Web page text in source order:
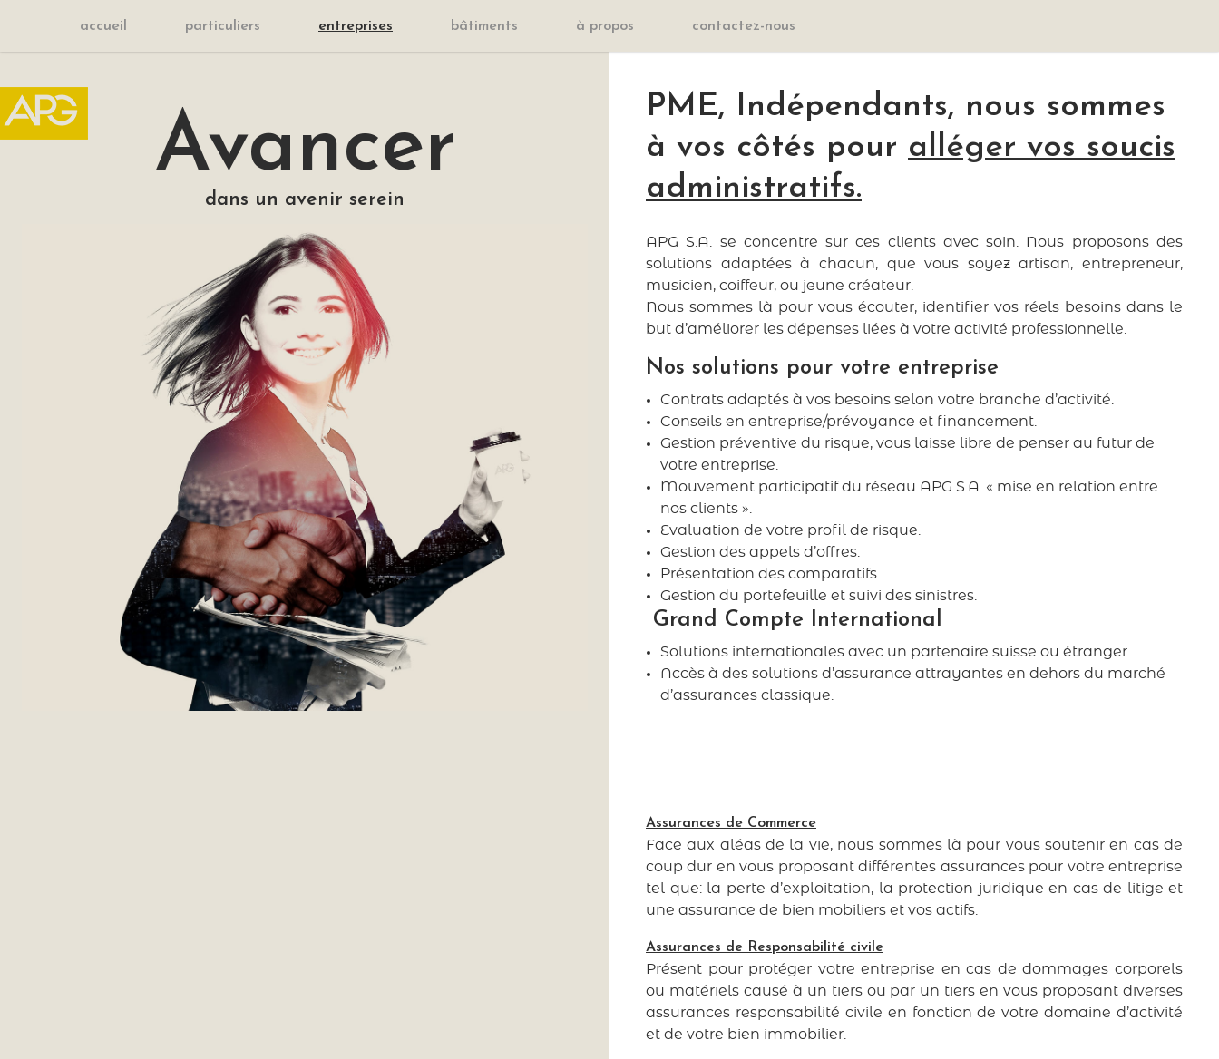
accueil particuliers entreprises bâtiments à propos contactez-nous
Avancer
dans un avenir serein
PME, Indépendants, nous sommes
à vos côtés pour alléger vos soucis
administratifs.
APG S.A. se concentre sur ces clients avec soin. Nous proposons des
solutions adaptées à chacun, que vous soyez artisan, entrepreneur,
musicien, coiffeur, ou jeune créateur.
Nous sommes là pour vous écouter, identifier vos réels besoins dans le
but d’améliorer les dépenses liées à votre activité professionnelle.
Nos solutions pour votre entreprise
Contrats adaptés à vos besoins selon votre branche d’activité.
Conseils en entreprise/prévoyance et financement.
Gestion préventive du risque, vous laisse libre de penser au futur de
votre entreprise.
Mouvement participatif du réseau APG S.A. « mise en relation entre
nos clients ».
Evaluation de votre profil de risque.
Gestion des appels d’offres.
Présentation des comparatifs.
Gestion du portefeuille et suivi des sinistres.
Grand Compte International
Solutions internationales avec un partenaire suisse ou étranger.
Accès à des solutions d’assurance attrayantes en dehors du marché
d’assurances classique.
Assurances de Commerce
Face aux aléas de la vie, nous sommes là pour vous soutenir en cas de
coup dur en vous proposant différentes assurances pour votre entreprise
tel que: la perte d’exploitation, la protection juridique en cas de litige et
une assurance de bien mobiliers et vos actifs.
Assurances de Responsabilité civile
Présent pour protéger votre entreprise en cas de dommages corporels
ou matériels causé à un tiers ou par un tiers en vous proposant diverses
assurances responsabilité civile en fonction de votre domaine d’activité
et de votre bien immobilier.